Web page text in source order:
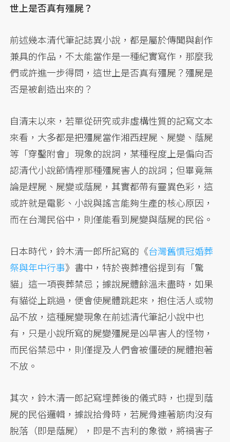
世上是否真有殭屍？
前述幾本清代筆記誌異小說，都是屬於傳聞與創作
兼具的作品，不太能當作是一種紀實寫作，那麼我
們或許進一步得問，這世上是否真有殭屍？殭屍是
否是被創造出來的？
自清末以來，若單從研究或非虛構性質的記寫文本
來看，大多都是把殭屍當作湘西趕屍、屍變、蔭屍
等「穿鑿附會」現象的說詞，某種程度上是偏向否
認清代小說節情裡那種殭屍害人的說詞；但畢竟無
論是趕屍、屍變或蔭屍，其實都帶有靈異色彩，這
或許就是電影、小說與謠言能夠生產的核心原因，
而在台灣民俗中，則僅能看到屍變與蔭屍的民俗。
日本時代，鈴木清一郎所記寫的《台灣舊慣冠婚葬
祭與年中行事》書中，特於喪葬禮俗提到有「驚
貓」這一項喪葬禁忌；據說屍體餘溫未盡時，如果
有貓從上跳過，便會使屍體跳起來，抱住活人或物
品不放，這種屍變現象在前述清代筆記小說中也
有，只是小說所寫的屍變殭屍是凶旱害人的怪物，
而民俗禁忌中，則僅提及人們會被僵硬的屍體抱著
不放。
其次，鈴木清一郎記寫埋葬後的儀式時，也提到蔭
屍的民俗邏輯，據說拾骨時，若屍骨連著筋肉沒有
脫落（即是蔭屍），即是不吉利的象徵，將禍害子